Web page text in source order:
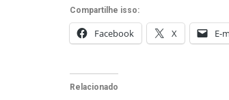
Compartilhe isso:
Facebook X E-
Relacionado